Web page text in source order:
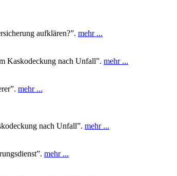
aufklären?”. mehr ...
Kaskodeckung nach Unfall”. mehr ...
mehr ...
nach Unfall”. mehr ...
mehr ...